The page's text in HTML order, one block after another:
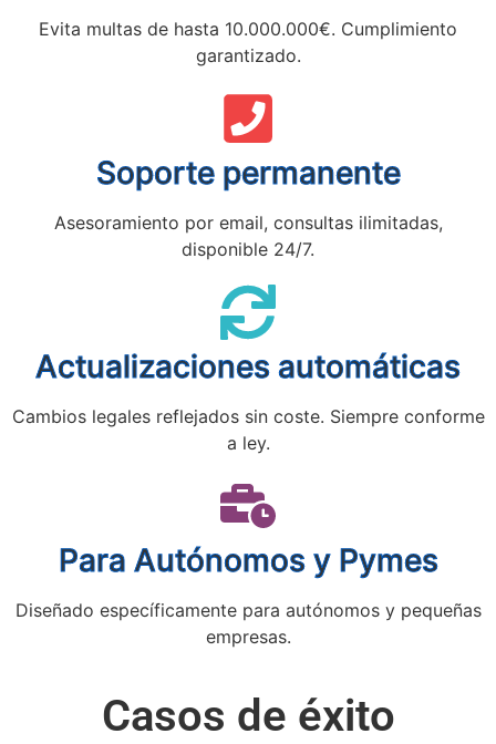
Evita multas de hasta 10.000.000€. Cumplimiento
garantizado.
Soporte permanente
Asesoramiento por email, consultas ilimitadas,
disponible 24/7.
Actualizaciones automáticas
Cambios legales reflejados sin coste. Siempre conforme
a ley.
Para Autónomos y Pymes
Diseñado específicamente para autónomos y pequeñas
empresas.
Casos de éxito